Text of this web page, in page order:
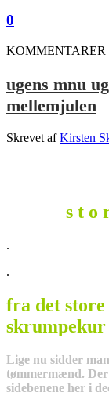
0
KOMMENTARER
ugens mnu
mellemjulen
Skrevet afKirsten
s t o
.
.
fra det
skrumpekur
Lige nu sidder
tømmermænd. Der
sidebenene her i